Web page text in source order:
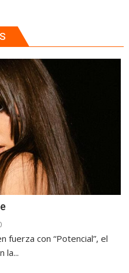
fuerza con “Potencial”, el
la...